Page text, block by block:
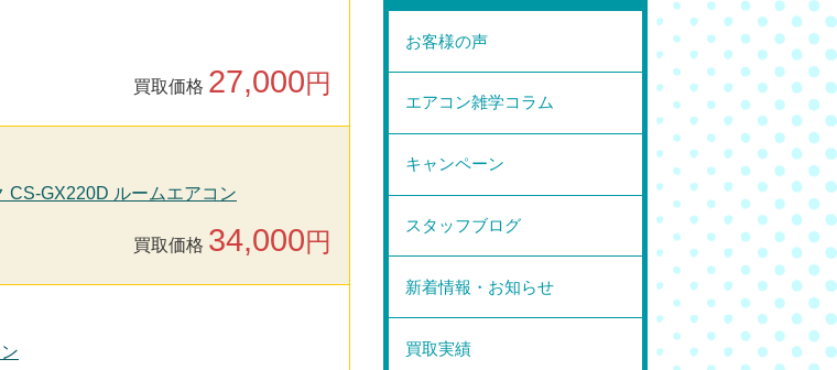
買取価格 27,000円
CS-GX220D ルームエアコン
買取価格 34,000円
お客様の声
エアコン雑学コラム
キャンペーン
スタッフブログ
新着情報・お知らせ
買取実績